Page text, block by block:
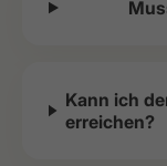
Kann ich
erreichen?